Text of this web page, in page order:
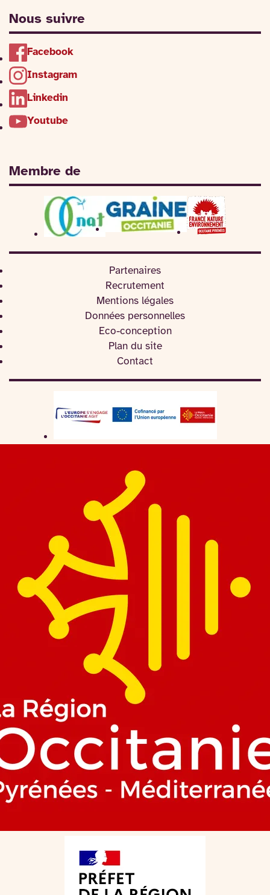
Nous suivre
Facebook
Instagram
Linkedin
Youtube
Membre de
Partenaires
Recrutement
Mentions légales
Données personnelles
Eco-conception
Plan du site
Contact